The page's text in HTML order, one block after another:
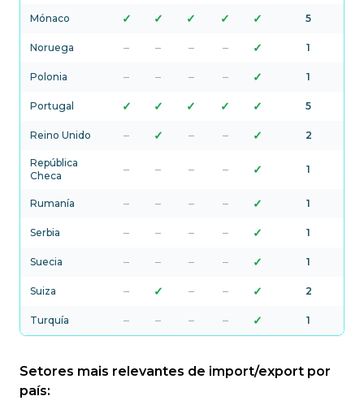
Mónaco ✓ ✓ ✓ ✓ ✓ 5
Noruega – – – – ✓ 1
Polonia – – – – ✓ 1
Portugal ✓ ✓ ✓ ✓ ✓ 5
Reino Unido – ✓ – – ✓ 2
República
Checa
– – – – ✓ 1
Rumanía – – – – ✓ 1
Serbia – – – – ✓ 1
Suecia – – – – ✓ 1
Suiza – ✓ – – ✓ 2
Turquía – – – – ✓ 1
Setores mais relevantes de import/export por
país: